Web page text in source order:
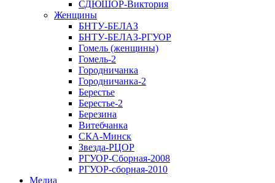
СДЮШОР-Виктория
Женщины
БНТУ-БЕЛАЗ
БНТУ-БЕЛАЗ-РГУОР
Гомель (женщины)
Гомель-2
Городничанка
Городничанка-2
Берестье
Берестье-2
Березина
Витебчанка
СКА-Минск
Звезда-РЦОР
РГУОР-Сборная-2008
РГУОР-сборная-2010
Медиа